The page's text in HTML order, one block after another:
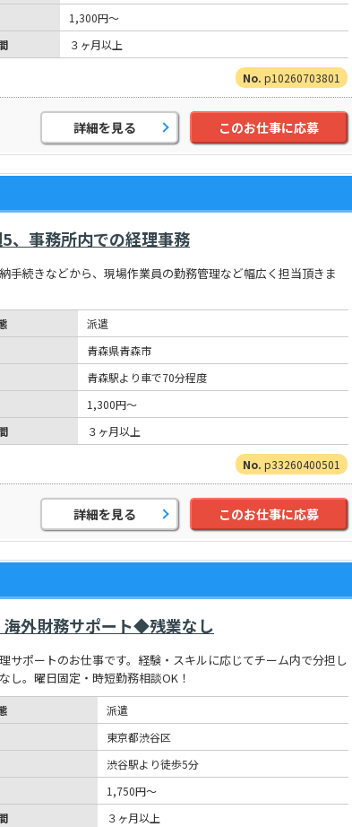
1,300円～
３ヶ月以上
p10260703801
詳細を見る このお仕事に応募
、事務所内での経理事務
手続きなどから、現場作業員の勤務管理など幅広く担当頂きま
派遣
青森県青森市
青森駅より車で70分程度
1,300円～
３ヶ月以上
p33260400501
詳細を見る このお仕事に応募
海外財務サポート◆残業なし
サポートのお仕事です。経験・スキルに応じてチーム内で分担し
し。曜日固定・時短勤務相談OK！
派遣
東京都渋谷区
渋谷駅より徒歩5分
1,750円～
３ヶ月以上